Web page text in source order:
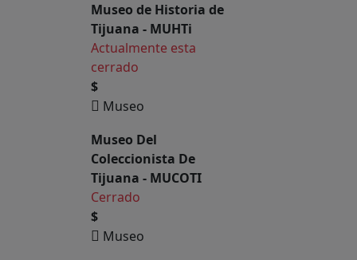
Museo de Historia de
Tijuana - MUHTi
Actualmente esta
cerrado
$
Museo
Museo Del
Coleccionista De
Tijuana - MUCOTI
Cerrado
$
Museo